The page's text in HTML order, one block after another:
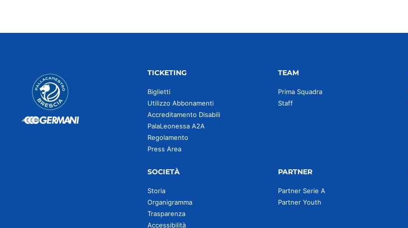
TICKETING
Biglietti
Utilizzo Abbonamenti
Accreditamento Disabili
PalaLeonessa A2A
Regolamento
Press Area
TEAM
Prima Squadra
Staff
SOCIETÀ
Storia
Organigramma
Trasparenza
Accessibilità
PARTNER
Partner Serie A
Partner Youth